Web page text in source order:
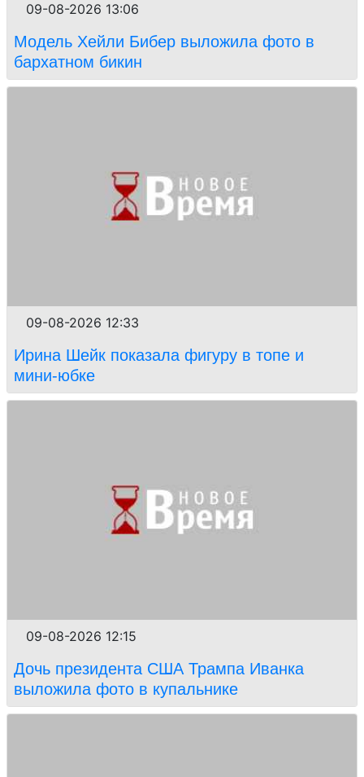
09-08-2026 13:06
Модель Хейли Бибер выложила фото в
бархатном бикин
09-08-2026 12:33
Ирина Шейк показала фигуру в топе и
мини-юбке
09-08-2026 12:15
Дочь президента США Трампа Иванка
выложила фото в купальнике